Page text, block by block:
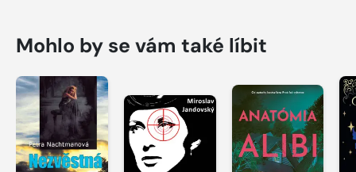
Mohlo by se vám také líbit